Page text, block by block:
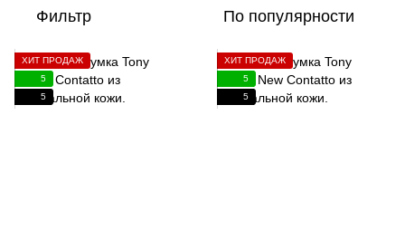
Фильтр По популярности
ХИТ ПРОДАЖ
5
5
ХИТ ПРОДАЖ
5
5